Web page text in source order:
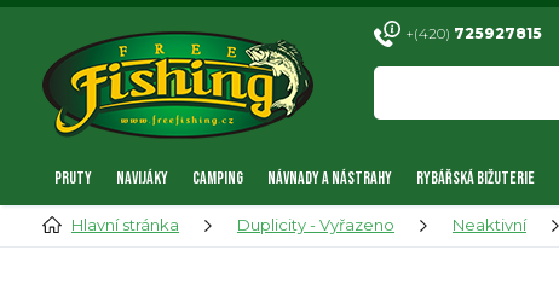
+(420) 725927815
PRUTY NAVIJÁKY CAMPING NÁVNADY A NÁSTRAHY RYBÁŘSKÁ BIŽUTERIE
Hlavní stránka Duplicity - Vyřazeno Neaktivní